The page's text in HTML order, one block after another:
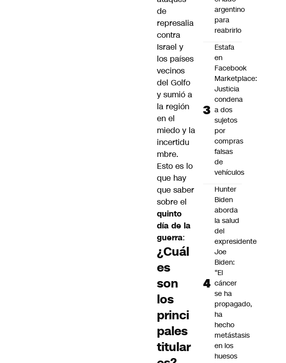
de
represalia
contra
Israel y
los países
vecinos
del Golfo
y sumió a
la región
en el
miedo y la
incertidu
mbre.
Esto es lo
que hay
que saber
sobre el
quinto
día de la
guerra:
¿Cuál
es
son
los
princi
pales
titular
argentino
para
reabrirlo
Estafa
en
Facebook
Marketplace:
Justicia
condena
a dos
sujetos
por
compras
falsas
de
vehículos
Hunter
Biden
aborda
la salud
del
expresidente
Joe
Biden:
“El
cáncer
se ha
propagado,
ha
hecho
metástasis
en los
huesos